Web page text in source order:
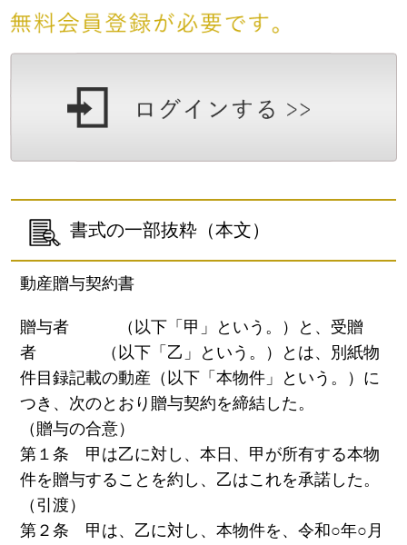
書式の一部抜粋（本文）
動産贈与契約書
贈与者 （以下「甲」という。）と、受贈
者 （以下「乙」という。）とは、別紙物
件目録記載の動産（以下「本物件」という。）に
つき、次のとおり贈与契約を締結した。
（贈与の合意）
第１条 甲は乙に対し、本日、甲が所有する本物
件を贈与することを約し、乙はこれを承諾した。
（引渡）
第２条 甲は、乙に対し、本物件を、令和○年○月